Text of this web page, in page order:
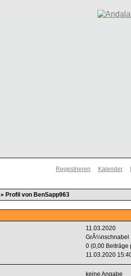
Regestrieren Kalender
» Profil von BenSapp963
11.03.2020
GrÃ¼nschnabel
0 (0,00 Beiträge
11.03.2020
keine Angabe